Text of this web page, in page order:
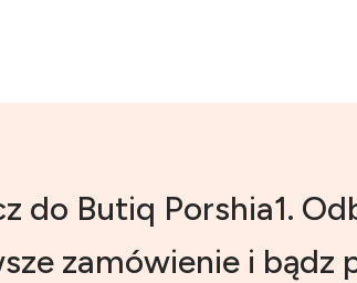
do Butiq Porshia1.
zamówienie i bądz